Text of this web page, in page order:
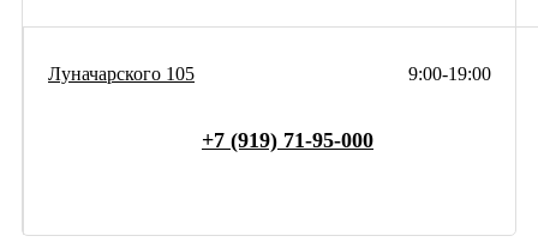
9:00-19:00
Луначарского 105
+7 (919) 71-95-000